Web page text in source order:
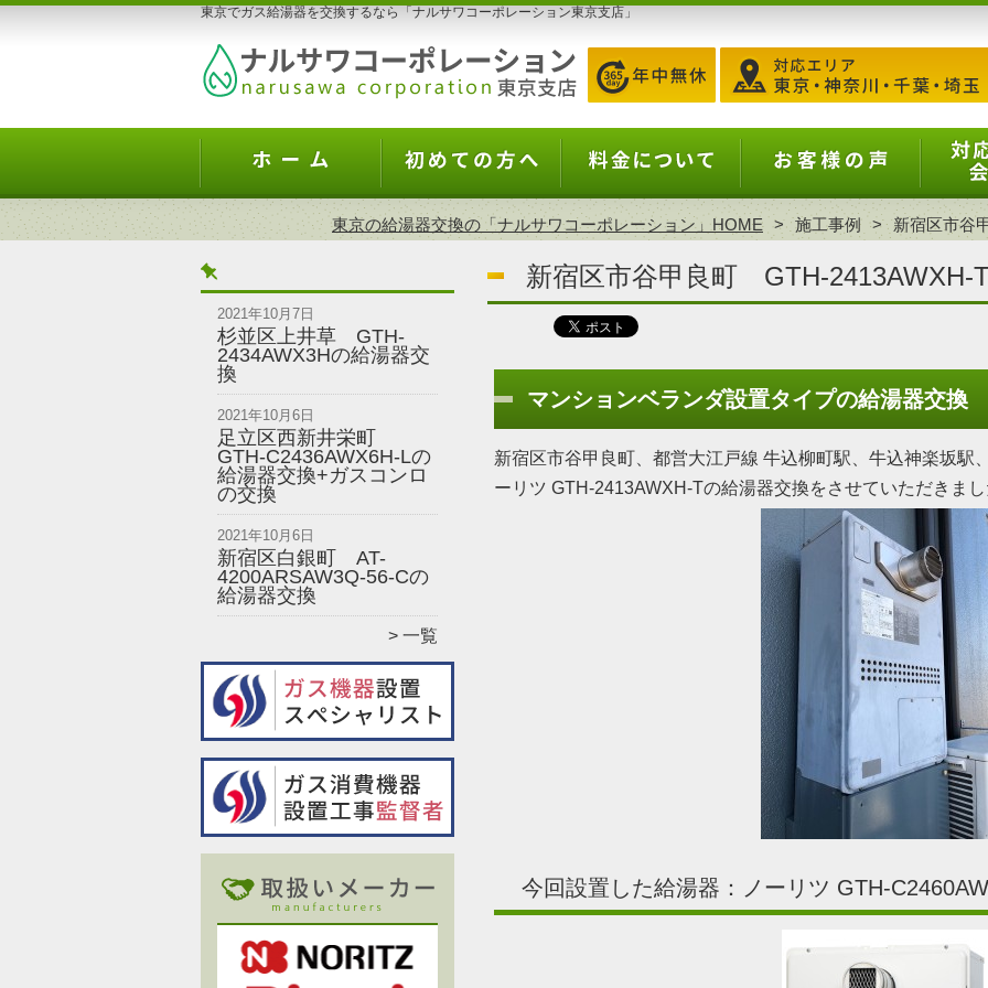
東京でガス給湯器を交換するなら「ナルサワコーポレーション東京支店」
東京の給湯器交換の「ナルサワコーポレーション」HOME 施工事例 新宿区市谷
2021年10月7日
杉並区上井草 GTH-
2434AWX3Hの給湯器交
換
2021年10月6日
足立区西新井栄町
GTH-C2436AWX6H-Lの
給湯器交換+ガスコンロ
の交換
2021年10月6日
新宿区白銀町 AT-
4200ARSAW3Q-56-Cの
給湯器交換
一覧
新宿区市谷甲良町 GTH-2413AWXH-
マンションベランダ設置タイプの給湯器交換
新宿区市谷甲良町、都営大江戸線 牛込柳町駅、牛込神楽坂駅
ーリツ GTH-2413AWXH-Tの給湯器交換をさせていただきま
今回設置した給湯器：ノーリツ GTH-